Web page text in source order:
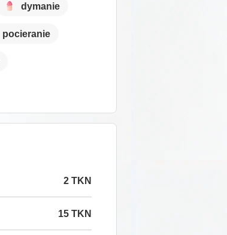
dymanie
pocieranie
2 TKN
15 TKN